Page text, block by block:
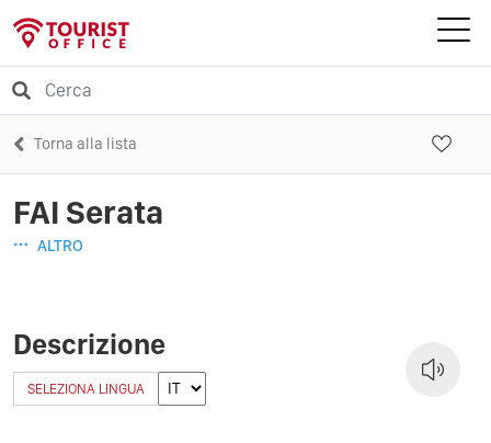
Torna alla lista
FAI Serata
ALTRO
Descrizione
SELEZIONA LINGUA